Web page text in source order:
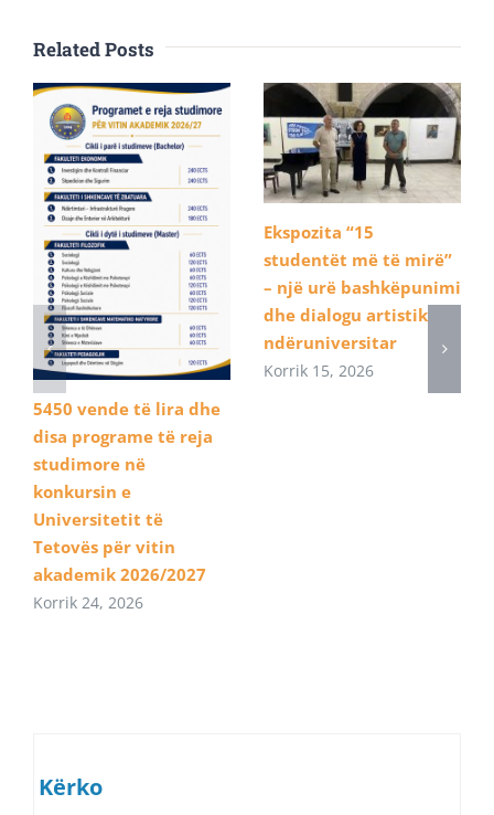
Related Posts
5450 vende të lira dhe
disa programe të reja
studimore në
konkursin e
Universitetit të
Tetovës për vitin
akademik 2026/2027
Korrik 24, 2026
Ekspozita “15
studentët më të mirë”
– një urë bashkëpunimi
dhe dialogu artistik
ndëruniversitar
Korrik 15, 2026
Kërko